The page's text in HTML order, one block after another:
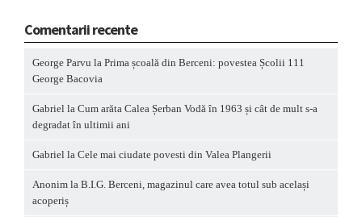
Comentarii recente
George Parvu la Prima școală din Berceni: povestea Școlii 111
George Bacovia
Gabriel la Cum arăta Calea Șerban Vodă în 1963 și cât de mult s-a
degradat în ultimii ani
Gabriel la Cele mai ciudate povesti din Valea Plangerii
Anonim la B.I.G. Berceni, magazinul care avea totul sub același
acoperiș